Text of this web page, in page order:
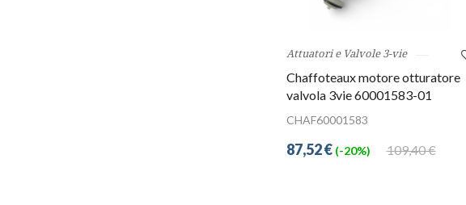
Attuatori e Valvole 3-vie
Chaffoteaux motore otturatore
valvola 3vie 60001583-01
CHAF60001583
109,40 €
87,52 € (-20%)